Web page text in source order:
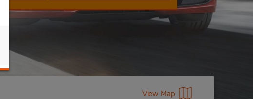
View Map